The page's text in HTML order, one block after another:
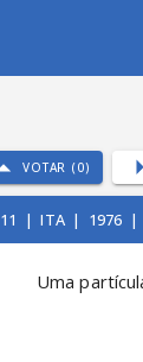
VOTAR (0)
11 | ITA | 1976 |
Uma